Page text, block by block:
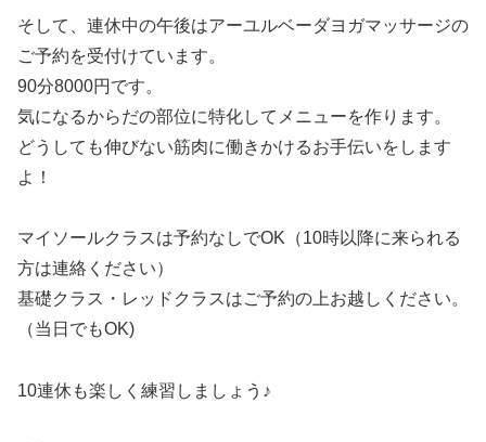
そして、連休中の午後はアーユルベーダヨガマッサージの
ご予約を受付けています。
90分8000円です。
気になるからだの部位に特化してメニューを作ります。
どうしても伸びない筋肉に働きかけるお手伝いをします
よ！
マイソールクラスは予約なしでOK（10時以降に来られる
方は連絡ください）
基礎クラス・レッドクラスはご予約の上お越しください。
（当日でもOK)
10連休も楽しく練習しましょう♪